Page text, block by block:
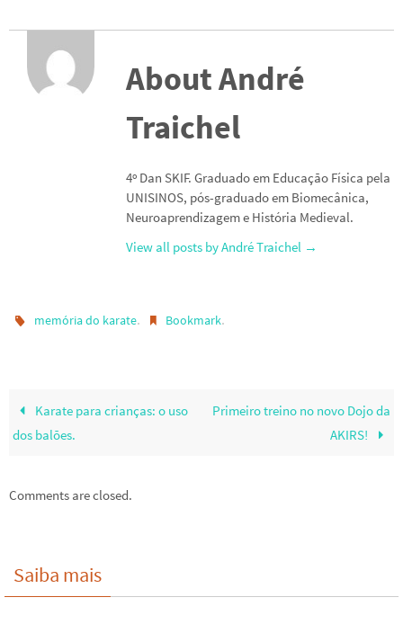
About André
Traichel
4º Dan SKIF. Graduado em Educação Física pela
UNISINOS, pós-graduado em Biomecânica,
Neuroaprendizagem e História Medieval.
View all posts by André Traichel →
memória do karate. Bookmark.
Karate para crianças: o uso
dos balões.
Primeiro treino no novo Dojo da
AKIRS!
Comments are closed.
Saiba mais